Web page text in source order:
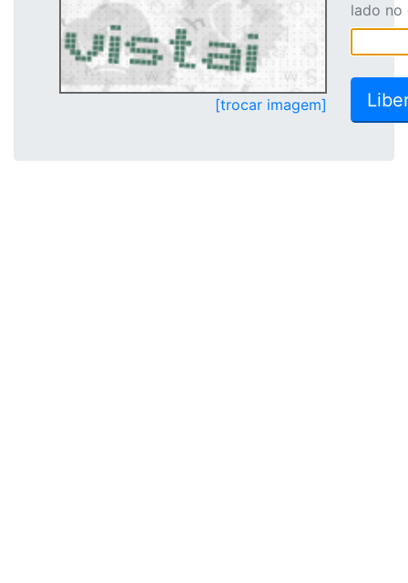
[trocar imagem]
lado no